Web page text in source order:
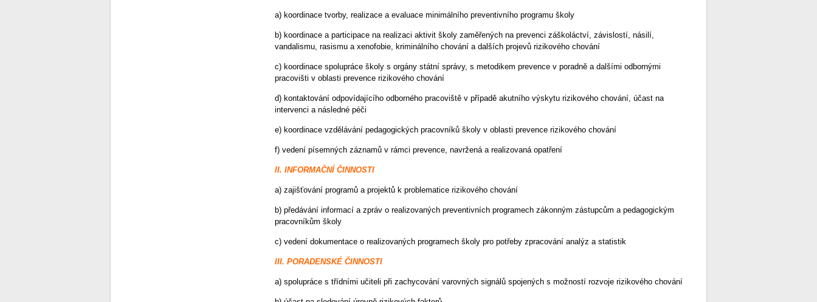
a) koordinace tvorby, realizace a evaluace minimálního preventivního programu školy
b) koordinace a participace na realizaci aktivit školy zaměřených na prevenci záškoláctví, závislostí, násilí,
vandalismu, rasismu a xenofobie, kriminálního chování a dalších projevů rizikového chování
c) koordinace spolupráce školy s orgány státní správy, s metodikem prevence v poradně a dalšími odbornými
pracovišti v oblasti prevence rizikového chování
d) kontaktování odpovídajícího odborného pracoviště v případě akutního výskytu rizikového chování, účast na
intervenci a následné péči
e) koordinace vzdělávání pedagogických pracovníků školy v oblasti prevence rizikového chování
f) vedení písemných záznamů v rámci prevence, navržená a realizovaná opatření
II. INFORMAČNÍ ČINNOSTI
a) zajišťování programů a projektů k problematice rizikového chování
b) předávání informací a zpráv o realizovaných preventivních programech zákonným zástupcům a pedagogickým
pracovníkům školy
c) vedení dokumentace o realizovaných programech školy pro potřeby zpracování analýz a statistik
III. PORADENSKÉ ČINNOSTI
a) spolupráce s třídními učiteli při zachycování varovných signálů spojených s možností rozvoje rizikového chování